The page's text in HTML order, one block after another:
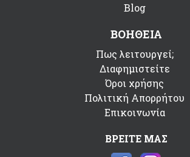
Blog
ΒΟΗΘΕΙΑ
Πως λειτουργεί;
Διαφημιστείτε
Όροι χρήσης
Πολιτική Απορρήτου
Επικοινωνία
ΒΡΕΙΤΕ ΜΑΣ